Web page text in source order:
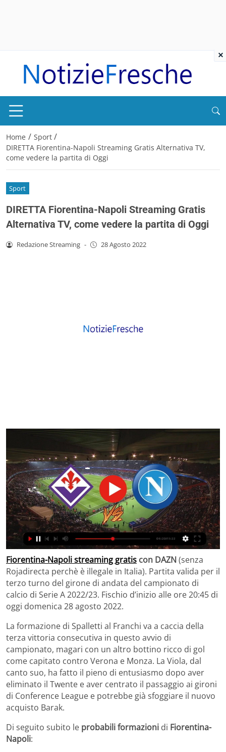
Home / Sport /
DIRETTA Fiorentina-Napoli Streaming Gratis Alternativa TV,
come vedere la partita di Oggi
Sport
DIRETTA Fiorentina-Napoli Streaming Gratis
Alternativa TV, come vedere la partita di Oggi
Redazione Streaming - 28 Agosto 2022
Fiorentina-Napoli streaming gratis con DAZN(senza
Rojadirecta perchè è illegale in Italia). Partita valida per il
terzo turno del girone di andata del campionato di
calcio di Serie A 2022/23. Fischio d’inizio alle ore 20:45 di
oggi domenica 28 agosto 2022.
La formazione di Spalletti al Franchi va a caccia della
terza vittoria consecutiva in questo avvio di
campionato, magari con un altro bottino ricco di gol
come capitato contro Verona e Monza. La Viola, dal
canto suo, ha fatto il pieno di entusiasmo dopo aver
eliminato il Twente e aver centrato il passaggio ai gironi
di Conference League e potrebbe già sfoggiare il nuovo
acquisto Barak.
Di seguito subito le probabili formazioni di Fiorentina-
Napoli:
×